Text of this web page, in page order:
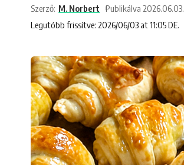
Legutóbb frissítve: 2026/06/03 at 11:05 DE.
Szerző: M. Norbert Publikálva 2026.06.03.